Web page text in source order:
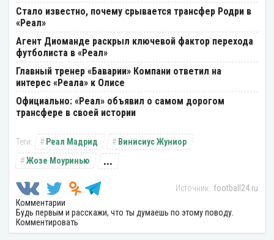
Стало известно, почему срывается трансфер Родри в
«Реал»
Агент Диоманде раскрыл ключевой фактор перехода
футболиста в «Реал»
Главный тренер «Баварии» Компани ответил на
интерес «Реала» к Олисе
Официально: «Реал» объявил о самом дорогом
трансфере в своей истории
Реал Мадрид
Винисиус Жуниор
Жозе Моуринью
...
football24.ru
Комментарии
Будь первым и расскажи, что ты думаешь по этому поводу.
Комментировать